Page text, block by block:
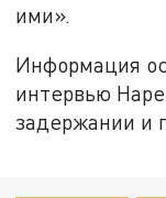
ими».
Информация
интервью
задержании и